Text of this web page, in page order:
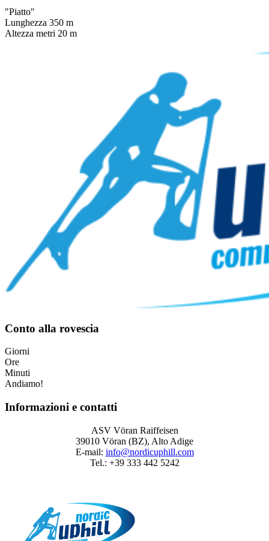
"Piatto"
Lunghezza 350 m
Altezza metri 20 m
Conto alla rovescia
Giorni
Ore
Minuti
Andiamo!
Informazioni e contatti
ASV Vöran Raiffeisen
39010 Vöran (BZ), Alto Adige
E-mail: info@nordicuphill.com
Tel.: +39 333 442 5242